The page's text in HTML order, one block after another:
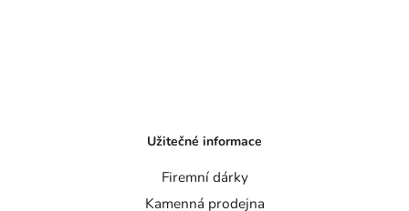
Užitečné informace
Firemní dárky
Kamenná prodejna